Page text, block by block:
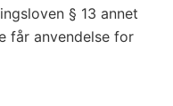
§ 13 annet
får anvendelse for